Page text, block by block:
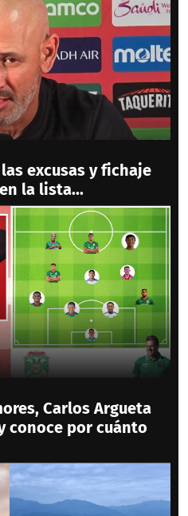
excusas y fichaje
la lista...
Carlos Argueta
conoce por cuánto